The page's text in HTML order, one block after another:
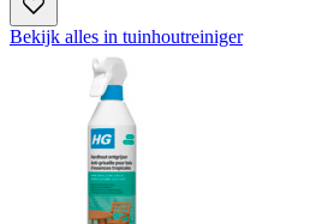
Bekijk alles in tuinhoutreiniger